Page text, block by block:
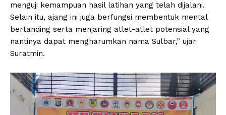
menguji kemampuan hasil latihan yang telah dijalani.
Selain itu, ajang ini juga berfungsi membentuk mental
bertanding serta menjaring atlet-atlet potensial yang
nantinya dapat mengharumkan nama Sulbar,” ujar
Suratmin.